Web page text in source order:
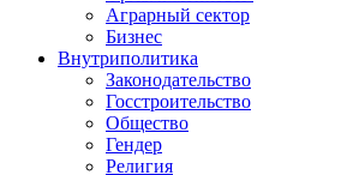
Аграрный сектор
Бизнес
Внутриполитика
Законодательство
Госстроительство
Общество
Гендер
Религия